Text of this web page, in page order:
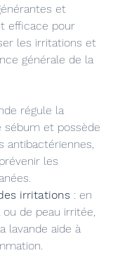
et
efficace pour
les irritations et
générale de la
régule la
sébum et possède
antibactériennes,
les
irritations : en
de peau irritée,
lavande aide à